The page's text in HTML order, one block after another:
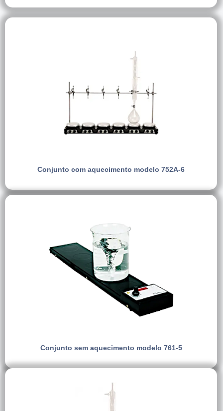
Conjunto com aquecimento modelo 752A-6
Conjunto sem aquecimento modelo 761-5